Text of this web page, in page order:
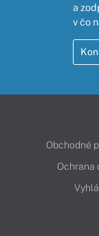
a
v čo
Obchodné
Ochrana